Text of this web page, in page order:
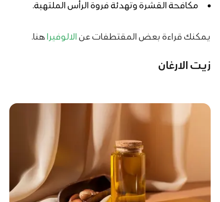
مكافحة القشرة وتهدئة فروة الرأس الملتهبة.
يمكنك قراءة بعض المقتطفات عن الالوفيرا هنا.
زيت الارغان